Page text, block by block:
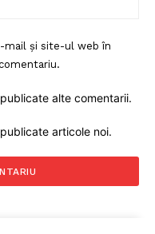
mail și site-ul web în
alte comentarii.
articole noi.